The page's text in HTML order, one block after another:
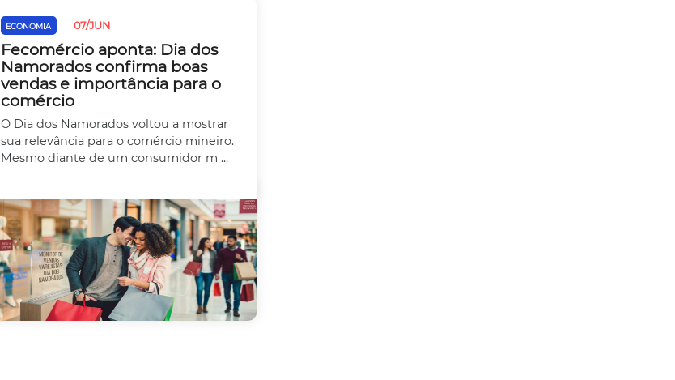
ECONOMIA 07/JUN
Fecomércio aponta: Dia dos
Namorados confirma boas
vendas e importância para o
comércio
O Dia dos Namorados voltou a mostrar
sua relevância para o comércio mineiro.
Mesmo diante de um consumidor m ...